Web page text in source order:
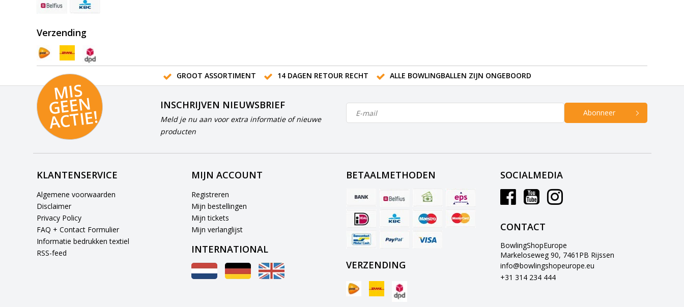
Verzending
GROOT ASSORTIMENT 14 DAGEN RETOUR RECHT ALLE BOWLINGBALLEN ZIJN ONGEBOORD
MI
S
G
E
E
N
A
C
TI
E!
INSCHRIJVEN NIEUWSBRIEF
Meld je nu aan voor extra informatie of nieuwe
producten
Abonneer
KLANTENSERVICE
Algemene voorwaarden
Disclaimer
Privacy Policy
FAQ + Contact Formulier
Informatie bedrukken textiel
RSS-feed
MIJN ACCOUNT
Registreren
Mijn bestellingen
Mijn tickets
Mijn verlanglijst
INTERNATIONAL
BETAALMETHODEN
VERZENDING
SOCIALMEDIA
CONTACT
BowlingShopEurope
Markeloseweg 90, 7461PB Rijssen
info@bowlingshopeurope.eu
+31 314 234 444